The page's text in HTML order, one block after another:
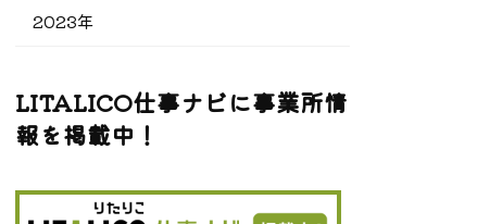
2023年
LITALICO仕事ナビに事業所情
報を掲載中！